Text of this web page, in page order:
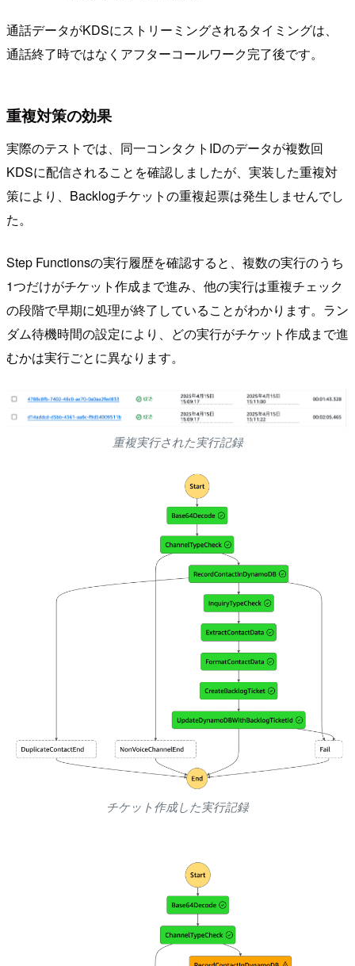
通話データがKDSにストリーミングされるタイミングは、
通話終了時ではなくアフターコールワーク完了後です。
重複対策の効果
実際のテストでは、同一コンタクトIDのデータが複数回
KDSに配信されることを確認しましたが、実装した重複対
策により、Backlogチケットの重複起票は発生しませんでし
た。
Step Functionsの実行履歴を確認すると、複数の実行のうち
1つだけがチケット作成まで進み、他の実行は重複チェック
の段階で早期に処理が終了していることがわかります。ラン
ダム待機時間の設定により、どの実行がチケット作成まで進
むかは実行ごとに異なります。
重複実行された実行記録
チケット作成した実行記録